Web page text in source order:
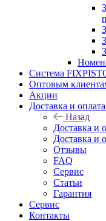
Система
Оптовым
Акции
Доставка и оплата
Назад
Доставка и
Доставка и
Отзывы
FAQ
Сервис
Статьи
Гарантия
Сервис
Контакты